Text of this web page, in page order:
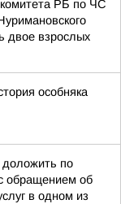
РБ по ЧС
двое взрослых
особняка
доложить по
обращением об
в одном из